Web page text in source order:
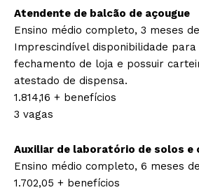
Atendente de balcão de açougue
Ensino médio completo, 3 meses
Imprescindível disponibilidade
fechamento de loja e possuir
atestado de dispensa.
1.814,16 + benefícios
3 vagas
Auxiliar de laboratório de solos e
Ensino médio completo, 6 meses
1.702,05 + benefícios